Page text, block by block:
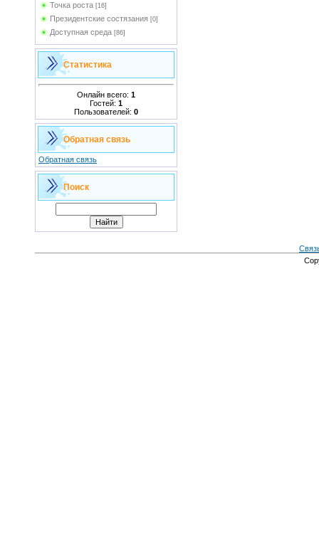
Точка роста [16]
Президентские состязания [0]
Доступная среда [86]
Статистика
Онлайн всего: 1
Гостей: 1
Пользователей: 0
Обратная связь
Обратная связь
Поиск